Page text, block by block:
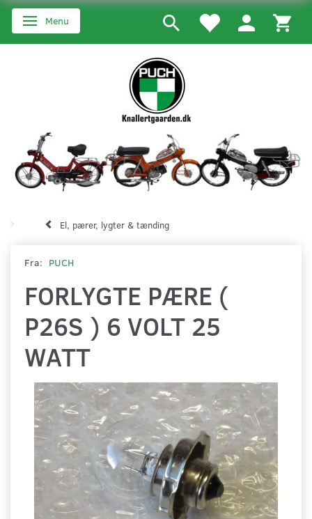
Skifte navigation
Menu
El, pærer, lygter & tænding
Fra: PUCH
FORLYGTE PÆRE (
P26S ) 6 VOLT 25
WATT